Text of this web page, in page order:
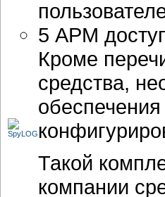
5 АРМ
Кроме
средства,
Такой
компании